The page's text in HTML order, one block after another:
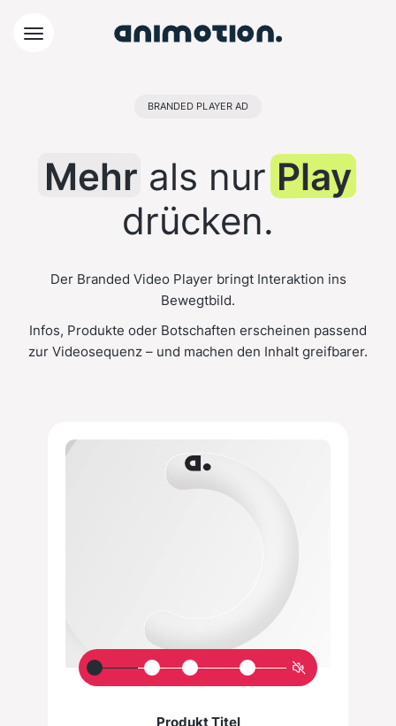
BRANDED PLAYER AD
Mehr als nurPlay
drücken.
Der Branded Video Player bringt Interaktion ins
Bewegtbild.
Infos, Produkte oder Botschaften erscheinen passend
zur Videosequenz – und machen den Inhalt greifbarer.